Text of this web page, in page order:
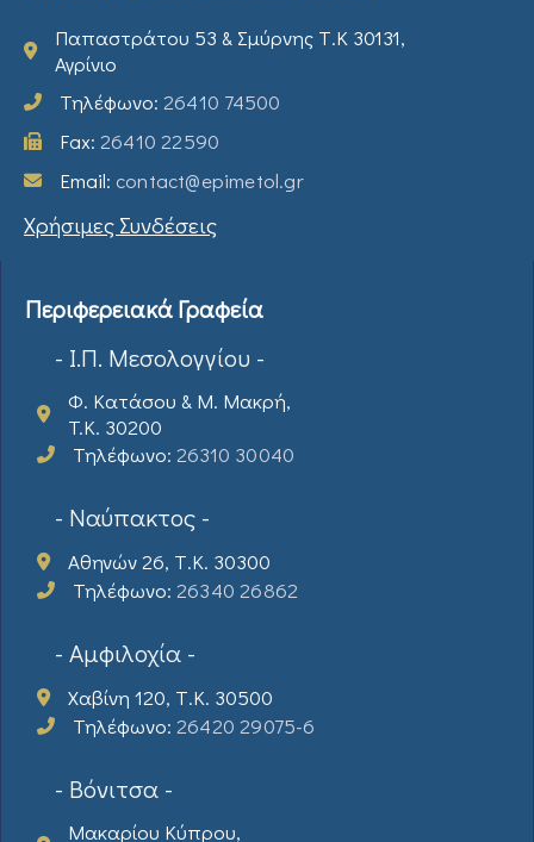
Παπαστράτου 53 & Σμύρνης Τ.Κ 30131,
Αγρίνιο
Τηλέφωνο: 26410 74500
Fax: 26410 22590
Email: contact@epimetol.gr
Χρήσιμες Συνδέσεις
Περιφερειακά Γραφεία
- Ι.Π. Μεσολογγίου -
Φ. Κατάσου & Μ. Μακρή,
T.K. 30200
Τηλέφωνο: 26310 30040
- Ναύπακτος -
Αθηνών 26, Τ.Κ. 30300
Τηλέφωνο: 26340 26862
- Αμφιλοχία -
Χαβίνη 120, Τ.Κ. 30500
Τηλέφωνο: 26420 29075-6
- Βόνιτσα -
Μακαρίου Κύπρου,